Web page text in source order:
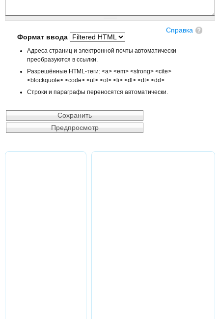
Справка
Формат ввода
Адреса страниц и электронной почты автоматически
преобразуются в ссылки.
Разрешённые HTML-теги: <a> <em> <strong> <cite>
<blockquote> <code> <ul> <ol> <li> <dl> <dt> <dd>
Строки и параграфы переносятся автоматически.